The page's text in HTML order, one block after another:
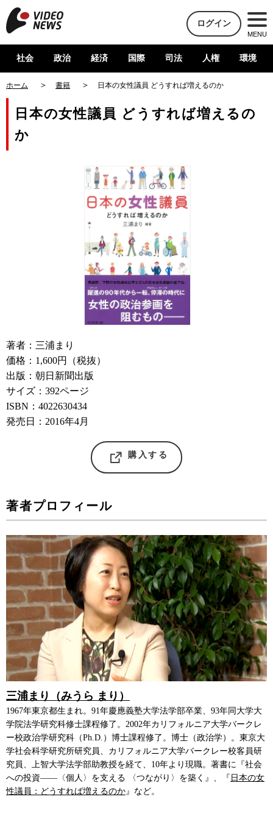
ログイン
MENU
社会 政治 経済 国際 司法 人権 環境
ホーム 書籍 日本の女性議員 どうすれば増えるのか
日本の女性議員 どうすれば増えるの
か
著者：三浦まり
価格：1,600円（税抜）
出版：朝日新聞出版
サイズ：392ページ
ISBN：4022630434
発売日：2016年4月
購入する
著者プロフィール
三浦まり（みうら まり）
1967年東京都生まれ。91年慶應義塾大学法学部卒業、93年同大学大
学院法学研究科修士課程修了。2002年カリフォルニア大学バークレ
ー校政治学研究科（Ph.D.）博士課程修了。博士（政治学）。東京大
学社会科学研究所研究員、カリフォルニア大学バークレー校客員研
究員、上智大学法学部助教授を経て、10年より現職。著書に『社会
への投資――〈個人〉を支える 〈つながり〉を築く』、『 日本の女
性議員：どうすれば増えるのか』など。